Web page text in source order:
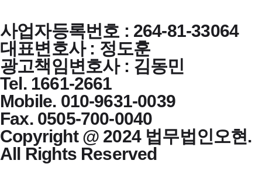
사업자등록번호 : 264-81-33064
대표변호사 : 정도훈
광고책임변호사 : 김동민
Tel. 1661-2661
Mobile. 010-9631-0039
Fax. 0505-700-0040
Copyright @ 2024 법무법인오현.
All Rights Reserved